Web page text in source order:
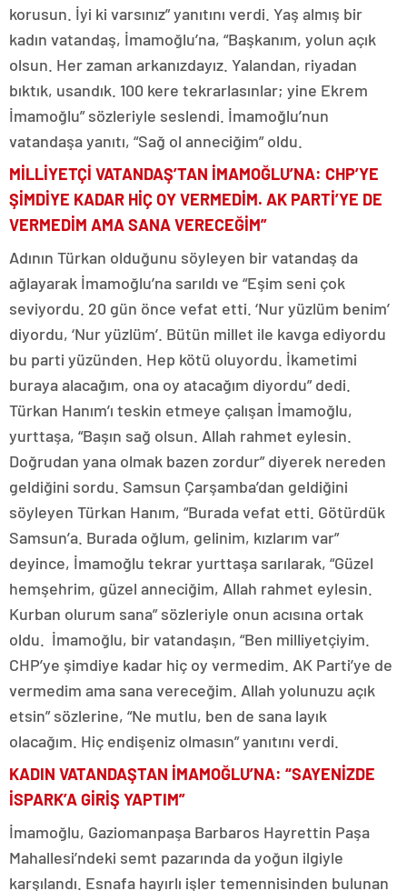
korusun. İyi ki varsınız” yanıtını verdi. Yaş almış bir
kadın vatandaş, İmamoğlu’na, “Başkanım, yolun açık
olsun. Her zaman arkanızdayız. Yalandan, riyadan
bıktık, usandık. 100 kere tekrarlasınlar; yine Ekrem
İmamoğlu” sözleriyle seslendi. İmamoğlu’nun
vatandaşa yanıtı, “Sağ ol anneciğim” oldu.
MİLLİYETÇİ VATANDAŞ’TAN İMAMOĞLU’NA: CHP’YE
ŞİMDİYE KADAR HİÇ OY VERMEDİM. AK PARTİ’YE DE
VERMEDİM AMA SANA VERECEĞİM”
Adının Türkan olduğunu söyleyen bir vatandaş da
ağlayarak İmamoğlu’na sarıldı ve “Eşim seni çok
seviyordu. 20 gün önce vefat etti. ‘Nur yüzlüm benim’
diyordu, ‘Nur yüzlüm’. Bütün millet ile kavga ediyordu
bu parti yüzünden. Hep kötü oluyordu. İkametimi
buraya alacağım, ona oy atacağım diyordu” dedi.
Türkan Hanım’ı teskin etmeye çalışan İmamoğlu,
yurttaşa, “Başın sağ olsun. Allah rahmet eylesin.
Doğrudan yana olmak bazen zordur” diyerek nereden
geldiğini sordu. Samsun Çarşamba’dan geldiğini
söyleyen Türkan Hanım, “Burada vefat etti. Götürdük
Samsun’a. Burada oğlum, gelinim, kızlarım var”
deyince, İmamoğlu tekrar yurttaşa sarılarak, “Güzel
hemşehrim, güzel anneciğim, Allah rahmet eylesin.
Kurban olurum sana” sözleriyle onun acısına ortak
oldu. İmamoğlu, bir vatandaşın, “Ben milliyetçiyim.
CHP’ye şimdiye kadar hiç oy vermedim. AK Parti’ye de
vermedim ama sana vereceğim. Allah yolunuzu açık
etsin” sözlerine, “Ne mutlu, ben de sana layık
olacağım. Hiç endişeniz olmasın” yanıtını verdi.
KADIN VATANDAŞTAN İMAMOĞLU’NA: “SAYENİZDE
İSPARK’A GİRİŞ YAPTIM”
İmamoğlu, Gaziomanpaşa Barbaros Hayrettin Paşa
Mahallesi’ndeki semt pazarında da yoğun ilgiyle
karşılandı. Esnafa hayırlı işler temennisinden bulunan